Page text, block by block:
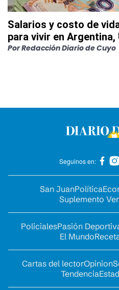
Salarios y costo de
para vivir en Argentina,
PorRedacción Diario de Cuyo
Seguinos en:
San JuanPolítica
Suplemento
PolicialesPasión
El Mundo
Cartas del lectorOpinion
Tendencia